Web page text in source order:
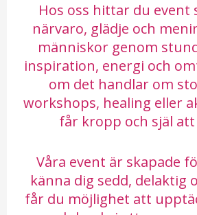
Hos oss hittar du event
närvaro, glädje och
människor genom
inspiration, energi och
om det handlar om
workshops, healing eller
får kropp och själ
Våra event är skapade
känna dig sedd, delaktig
får du möjlighet att